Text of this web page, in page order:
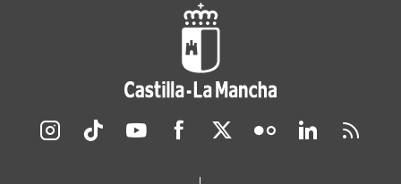
Redes sociales JCCM